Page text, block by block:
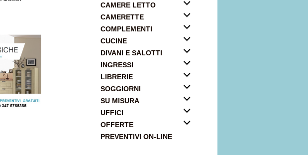
CAMERE LETTO
CAMERETTE
COMPLEMENTI
CUCINE
DIVANI E SALOTTI
INGRESSI
LIBRERIE
SOGGIORNI
SU MISURA
UFFICI
OFFERTE
PREVENTIVI ON-LINE